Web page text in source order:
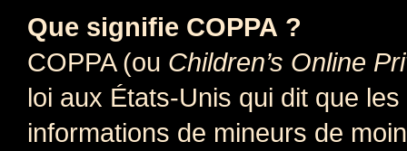
Que signifie COPPA ?
COPPA (ou Children’s Online
loi aux États-Unis qui dit que
informations de mineurs de